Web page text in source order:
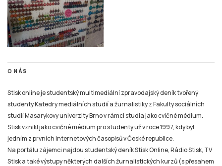
O NÁS
Stisk online je studentský multimediální zpravodajský deník tvořený
studenty Katedry mediálních studií a žurnalistiky z Fakulty sociálních
studií Masarykovy univerzity Brno v rámci studia jako cvičné médium.
Stisk vznikl jako cvičné médium pro studenty už v roce 1997, kdy byl
jedním z prvních internetových časopisů v České republice.
Na portálu zájemci najdou studentský deník Stisk Online, Rádio Stisk, TV
Stisk a také výstupy některých dalších žurnalistických kurzů (s přesahem